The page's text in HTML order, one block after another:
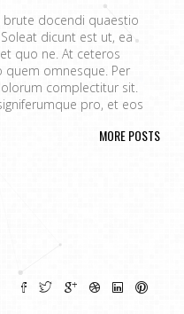
brute docendi quaestio
dicunt est ut, ea
quo ne. At ceteros
quem omnesque. Per
complectitur sit.
pro, et eos
accusamus. Fugit
scripta tamquam, vix cibo
iracundia abhorreant.
MORE POSTS